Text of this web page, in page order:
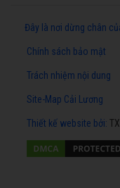
Đây là nơi dừng chân
Chính sách bảo mật
Trách nhiệm nội dung
Site-Map Cải Lương
Thiết kế website bởi: